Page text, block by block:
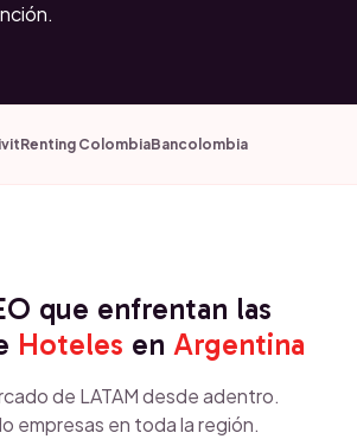
Renting ColombiaBancolombia
que enfrentan las
Hoteles en Argentina
de LATAM desde adentro.
empresas en toda la región.